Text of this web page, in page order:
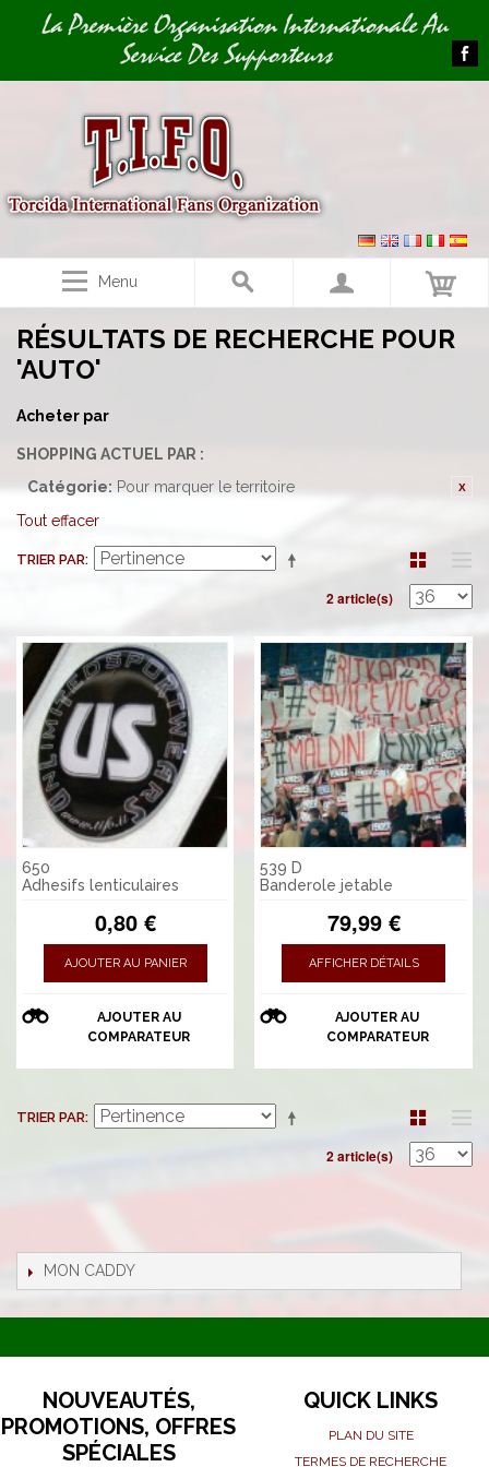
Image 01La Première Organisation Internationale Au
Service Des Supporteurs
Menu
RÉSULTATS DE RECHERCHE POUR
'AUTO'
Acheter par
SHOPPING ACTUEL PAR :
Catégorie: Pour marquer le territoire
Tout effacer
TRIER PAR
2 article(s)
650
Adhesifs lenticulaires
0,80 €
AJOUTER AU PANIER
AJOUTER AU
COMPARATEUR
539 D
Banderole jetable
79,99 €
AFFICHER DÉTAILS
AJOUTER AU
COMPARATEUR
TRIER PAR
2 article(s)
MON CADDY
NOUVEAUTÉS,
PROMOTIONS, OFFRES
SPÉCIALES
QUICK LINKS
PLAN DU SITE
TERMES DE RECHERCHE